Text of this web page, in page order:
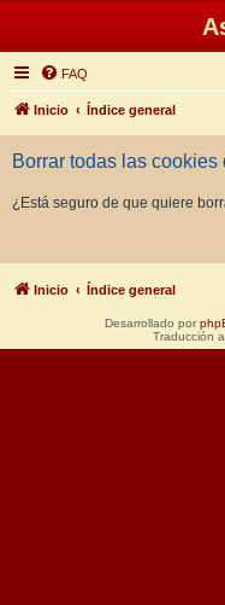
FAQ
Inicio Índice general
Borrar todas las cookies
¿Está seguro de que quiere
Inicio Índice general
Desarrollado por
Traducción